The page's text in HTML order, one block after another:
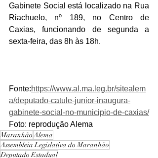
Gabinete Social está localizado na Rua
Riachuelo, nº 189, no Centro de
Caxias, funcionando de segunda a
sexta-feira, das 8h às 18h.
Fonte:https://www.al.ma.leg.br/sitealem
a/deputado-catule-junior-inaugura-
gabinete-social-no-municipio-de-caxias/
Foto: reprodução Alema
MaranhãoAlema
Assembleia Legislativa do Maranhão
Deputado Estadual